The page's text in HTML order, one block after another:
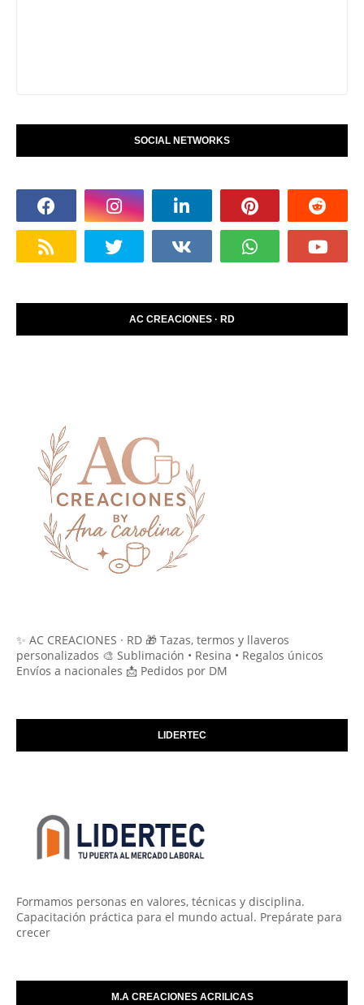
SOCIAL NETWORKS
AC CREACIONES · RD
✨ AC CREACIONES · RD 🎁 Tazas, termos y llaveros
personalizados 🎨 Sublimación • Resina • Regalos únicos
Envíos a nacionales 📩 Pedidos por DM
LIDERTEC
Formamos personas en valores, técnicas y disciplina.
Capacitación práctica para el mundo actual. Prepárate para
crecer
M.A CREACIONES ACRILICAS